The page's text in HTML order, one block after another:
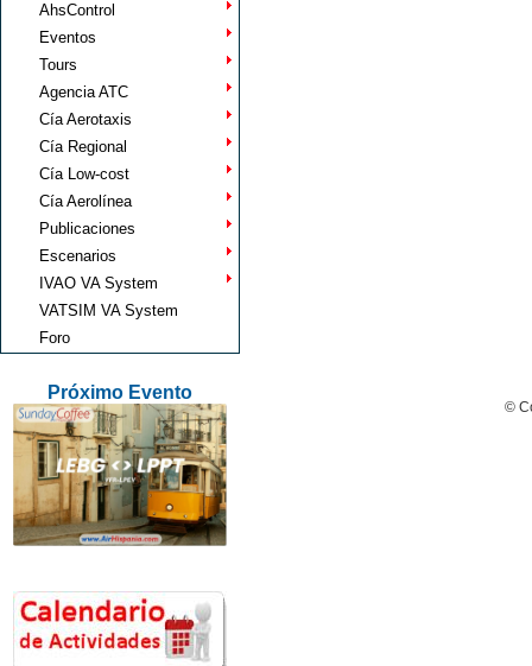
AhsControl
Eventos
Tours
Agencia ATC
Cía Aerotaxis
Cía Regional
Cía Low-cost
Cía Aerolínea
Publicaciones
Escenarios
IVAO VA System
VATSIM VA System
Foro
Próximo Evento
©